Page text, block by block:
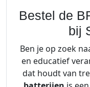
Bestel de
bij
Ben je op zoek
en educatief
dat houdt van